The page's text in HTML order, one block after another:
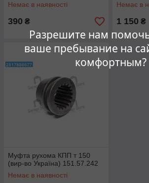
Разрешите нам
ваше пребывание на
комфортным?
Немає в наявності
390 ₴
Немає в
1 150 ₴
Муфта рухома КПП т 150
(вир-во Україна) 151.57.242
Немає в наявності